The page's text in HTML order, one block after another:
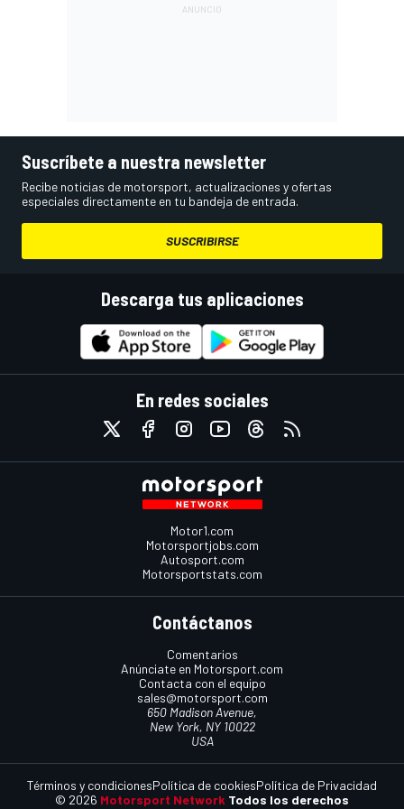
Suscríbete a nuestra newsletter
Recibe noticias de motorsport, actualizaciones y ofertas
especiales directamente en tu bandeja de entrada.
SUSCRIBIRSE
Descarga tus aplicaciones
En redes sociales
Motor1.com
Motorsportjobs.com
Autosport.com
Motorsportstats.com
Contáctanos
Comentarios
Anúnciate en Motorsport.com
Contacta con el equipo
sales@motorsport.com
650 Madison Avenue,
New York, NY 10022
USA
© 2026 Motorsport Network Todos los derechos
Términos y condicionesPolítica de cookiesPolítica de Privacidad